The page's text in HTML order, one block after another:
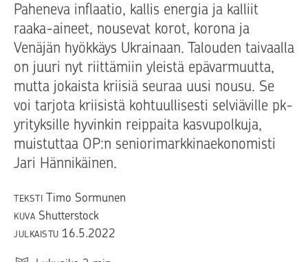
Paheneva inflaatio, kallis energia ja kalliit
raaka-aineet, nousevat korot, korona ja
Venäjän hyökkäys Ukrainaan. Talouden taivaalla
on juuri nyt riittämiin yleistä epävarmuutta,
mutta jokaista kriisiä seuraa uusi nousu. Se
voi tarjota kriisistä kohtuullisesti selviäville pk-
yrityksille hyvinkin reippaita kasvupolkuja,
muistuttaa OP:n seniorimarkkinaekonomisti
Jari Hännikäinen.
TEKSTI Timo Sormunen
KUVA Shutterstock
JULKAISTU 16.5.2022